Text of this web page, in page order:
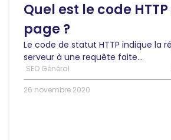
quel
HTTP
votre
Quel est le code
page ?
Le code de statut HTTP indique la
serveur à une requête faite...
SEO Général
26 novembre 2020